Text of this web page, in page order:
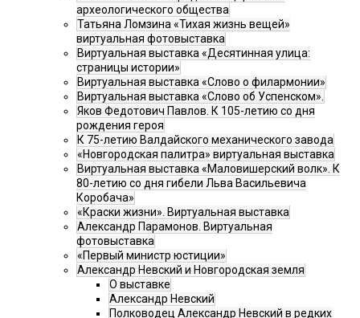
археологического общества
Татьяна Ломзина «Тихая жизнь вещей»
виртуальная фотовыставка
Виртуальная выставка «Десятинная улица:
страницы истории»
Виртуальная выставка «Слово о филармонии»
Виртуальная выставка «Слово об Успенском».
Яков Федотович Павлов. К 105-летию со дня
рождения героя
К 75-летию Валдайского механического завода
«Новгородская палитра» виртуальная выставка
Виртуальная выставка «Маловишерский волк». К
80-летию со дня гибели Льва Васильевича
Коробача»
«Краски жизни». Виртуальная выставка
Александр Парамонов. Виртуальная
фотовыставка
«Первый министр юстиции»
Александр Невский и Новгородская земля
О выставке
Александр Невский
Полководец Александр Невский в редких